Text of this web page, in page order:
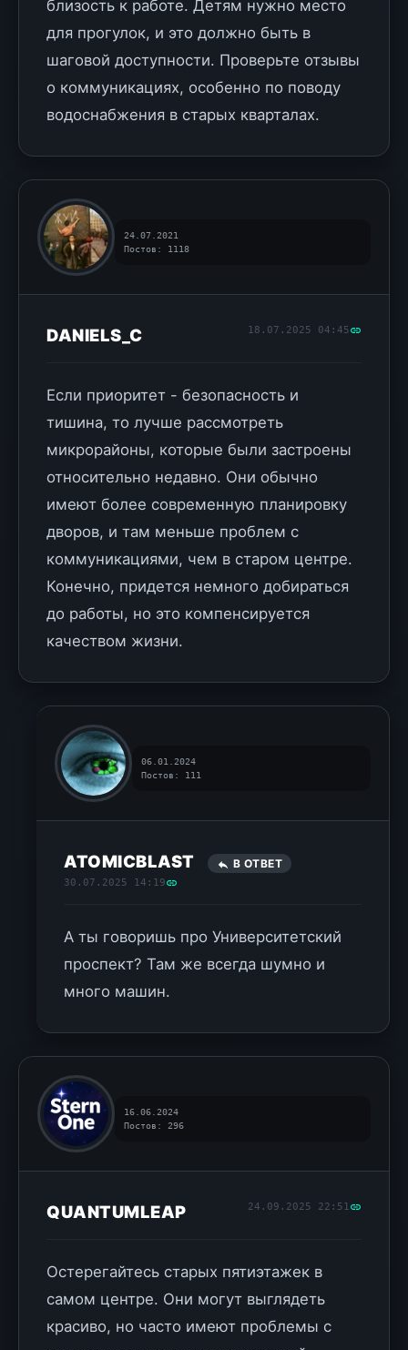
близость к работе. Детям нужно место
для прогулок, и это должно быть в
шаговой доступности. Проверьте отзывы
о коммуникациях, особенно по поводу
водоснабжения в старых кварталах.
24.07.2021
Постов: 1118
DANIELS_C 18.07.2025 04:45
Если приоритет - безопасность и
тишина, то лучше рассмотреть
микрорайоны, которые были застроены
относительно недавно. Они обычно
имеют более современную планировку
дворов, и там меньше проблем с
коммуникациями, чем в старом центре.
Конечно, придется немного добираться
до работы, но это компенсируется
качеством жизни.
06.01.2024
Постов: 111
ATOMICBLAST В ОТВЕТ
30.07.2025 14:19
А ты говоришь про Университетский
проспект? Там же всегда шумно и
много машин.
16.06.2024
Постов: 296
QUANTUMLEAP 24.09.2025 22:51
Остерегайтесь старых пятиэтажек в
самом центре. Они могут выглядеть
красиво, но часто имеют проблемы с